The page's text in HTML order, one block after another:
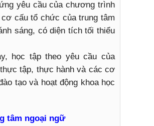
yêu cầu của chương trình
cấu tổ chức của trung tâm
sáng, có diện tích tối thiểu
học tập theo yêu cầu của
tập, thực hành và các cơ
tạo và hoạt động khoa học
tâm ngoại ngữ